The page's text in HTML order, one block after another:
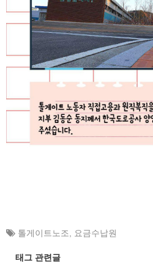
톨게이트노조 요금수납원
태그 관련글